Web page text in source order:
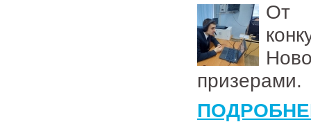
От
призерами.